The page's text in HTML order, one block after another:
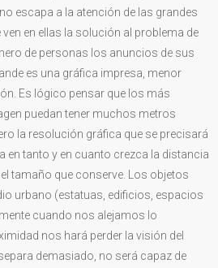
escapa a la atención de las grandes
en ellas la solución al problema de
de personas los anuncios de sus
es una gráfica impresa, menor
Es lógico pensar que los más
puedan tener muchos metros
la resolución gráfica que se precisará
en tanto y en cuanto crezca la distancia
tamaño que conserve. Los objetos
urbano (estatuas, edificios, espacios
cuando nos alejamos lo
nos hará perder la visión del
demasiado, no será capaz de